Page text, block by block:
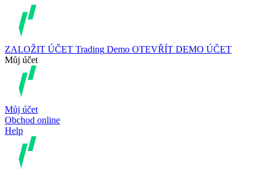
ZALOŽIT ÚČET Trading Demo OTEVŘÍT DEMO ÚČET
Můj účet
Můj účet
Obchod online
Help